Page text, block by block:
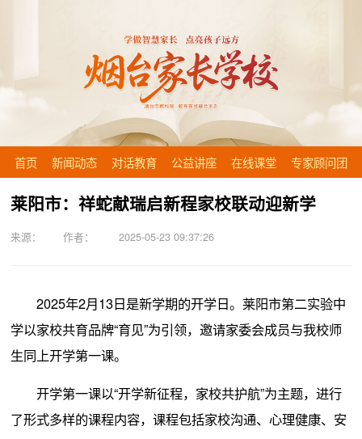
首页 新闻动态 对话教育 公益讲座 在线课堂 专家顾问团
莱阳市：祥蛇献瑞启新程家校联动迎新学
来源： 作者： 2025-05-23 09:37:26
2025年2月13日是新学期的开学日。莱阳市第二实验中
学以家校共育品牌“育见”为引领，邀请家委会成员与我校师
生同上开学第一课。
开学第一课以“开学新征程，家校共护航”为主题，进行
了形式多样的课程内容，课程包括家校沟通、心理健康、安